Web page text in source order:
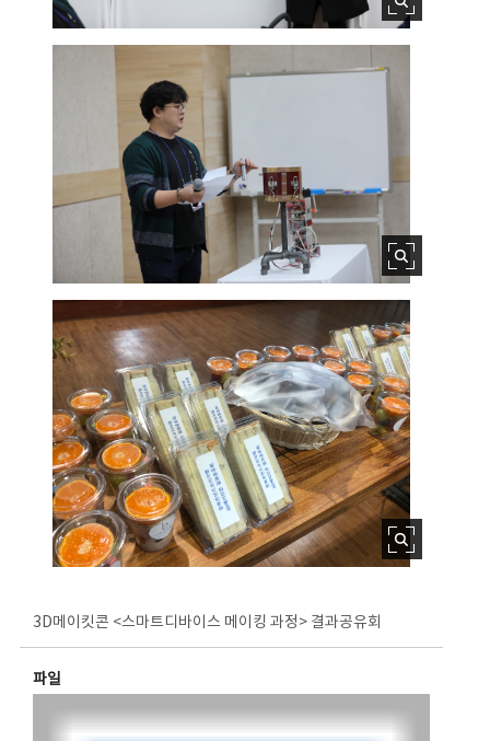
3D메이킷콘 <스마트디바이스 메이킹 과정> 결과공유회
파일